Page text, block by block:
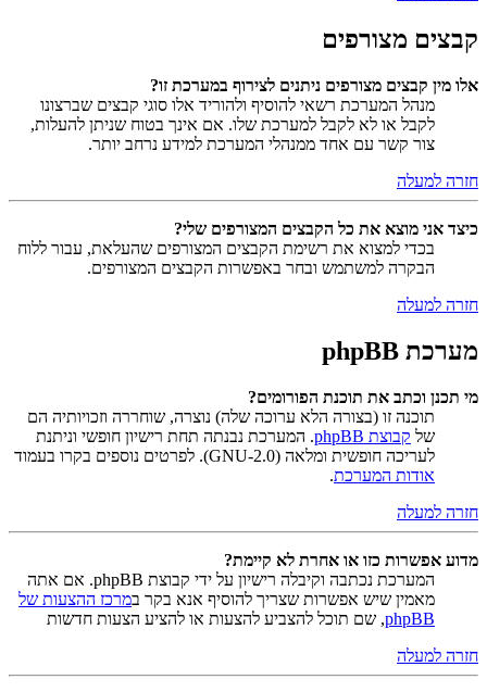
קבצים מצורפים
אלו מין קבצים מצורפים ניתנים לצירוף במערכת זו?
מנהל המערכת רשאי להוסיף ולהוריד אלו סוגי קבצים שברצונו
לקבל או לא לקבל למערכת שלו. אם אינך בטוח שניתן להעלות,
צור קשר עם אחד ממנהלי המערכת למידע נרחב יותר.
חזרה למעלה
כיצד אני מוצא את כל הקבצים המצורפים שלי?
בכדי למצוא את רשימת הקבצים המצורפים שהעלאת, עבור ללוח
הבקרה למשתמש ובחר באפשרות הקבצים המצורפים.
חזרה למעלה
מערכת phpBB
מי תכנן וכתב את תוכנת הפורומים?
תוכנה זו (בצורה הלא ערוכה שלה) נוצרה, שוחררה וזכויותיה הם
של קבוצת phpBB
. המערכת נבנתה תחת רישיון חופשי וניתנת
לעריכה חופשית ומלאה (GNU-2.0). לפרטים נוספים בקרו בעמוד
אודות המערכת.
חזרה למעלה
מדוע אפשרות כזו או אחרת לא קיימת?
המערכת נכתבה וקיבלה רישיון על ידי קבוצת phpBB. אם אתה
מאמין שיש אפשרות שצריך להוסיף אנא בקר במרכז ההצעות של
phpBB, שם תוכל להצביע להצעות או להציע הצעות חדשות
חזרה למעלה